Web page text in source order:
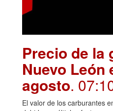
Precio de la
Nuevo León
agosto.
El valor de los carburantes